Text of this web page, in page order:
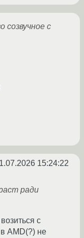
созвучное с
15:24:22
ради
с
AMD(?) не